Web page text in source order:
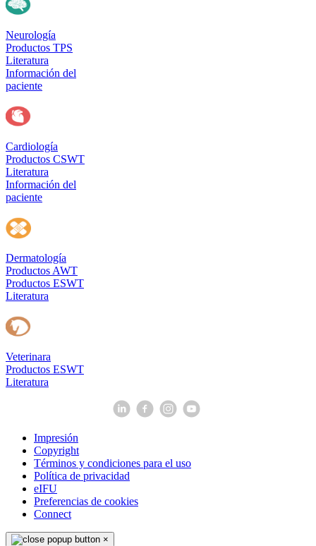
Neurología
Productos TPS
Literatura
Información del
paciente
Cardiología
Productos CSWT
Literatura
Información del
paciente
Dermatología
Productos AWT
Productos ESWT
Literatura
Veterinara
Productos ESWT
Literatura
Impresión
Copyright
Términos y condiciones para el uso
Política de privacidad
eIFU
Preferencias de cookies
Connect
×